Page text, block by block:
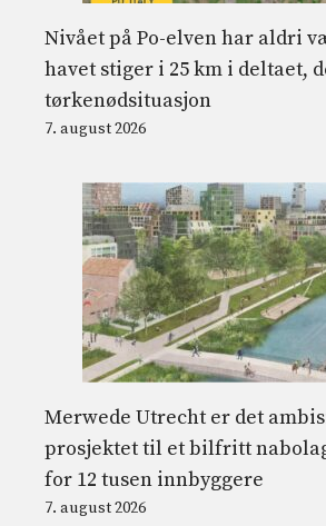
Nivået på Po-elven har aldri
havet stiger i 25 km i deltaet,
tørkenødsituasjon
7. august 2026
Merwede Utrecht er det
prosjektet til et bilfritt
for 12 tusen innbyggere
7. august 2026